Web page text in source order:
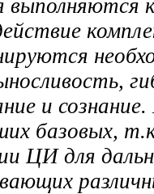
и
базовых,
ЦИ для